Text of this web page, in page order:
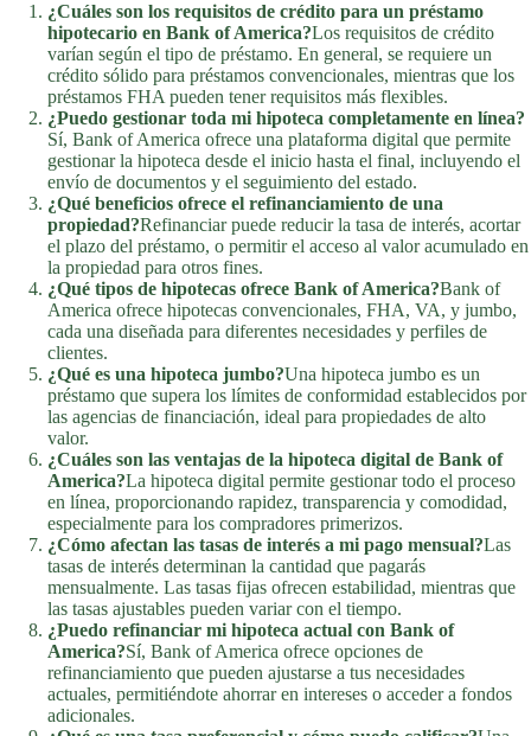
¿Cuáles son los requisitos de crédito para un préstamo
hipotecario en Bank of America?Los requisitos de crédito
varían según el tipo de préstamo. En general, se requiere un
crédito sólido para préstamos convencionales, mientras que los
préstamos FHA pueden tener requisitos más flexibles.
¿Puedo gestionar toda mi hipoteca completamente en línea?
Sí, Bank of America ofrece una plataforma digital que permite
gestionar la hipoteca desde el inicio hasta el final, incluyendo el
envío de documentos y el seguimiento del estado.
¿Qué beneficios ofrece el refinanciamiento de una
propiedad?Refinanciar puede reducir la tasa de interés, acortar
el plazo del préstamo, o permitir el acceso al valor acumulado en
la propiedad para otros fines.
¿Qué tipos de hipotecas ofrece Bank of America?Bank of
America ofrece hipotecas convencionales, FHA, VA, y jumbo,
cada una diseñada para diferentes necesidades y perfiles de
clientes.
¿Qué es una hipoteca jumbo?Una hipoteca jumbo es un
préstamo que supera los límites de conformidad establecidos por
las agencias de financiación, ideal para propiedades de alto
valor.
¿Cuáles son las ventajas de la hipoteca digital de Bank of
America?La hipoteca digital permite gestionar todo el proceso
en línea, proporcionando rapidez, transparencia y comodidad,
especialmente para los compradores primerizos.
¿Cómo afectan las tasas de interés a mi pago mensual?Las
tasas de interés determinan la cantidad que pagarás
mensualmente. Las tasas fijas ofrecen estabilidad, mientras que
las tasas ajustables pueden variar con el tiempo.
¿Puedo refinanciar mi hipoteca actual con Bank of
America?Sí, Bank of America ofrece opciones de
refinanciamiento que pueden ajustarse a tus necesidades
actuales, permitiéndote ahorrar en intereses o acceder a fondos
adicionales.